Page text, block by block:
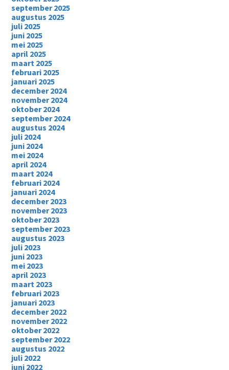
september 2025
augustus 2025
juli 2025
juni 2025
mei 2025
april 2025
maart 2025
februari 2025
januari 2025
december 2024
november 2024
oktober 2024
september 2024
augustus 2024
juli 2024
juni 2024
mei 2024
april 2024
maart 2024
februari 2024
januari 2024
december 2023
november 2023
oktober 2023
september 2023
augustus 2023
juli 2023
juni 2023
mei 2023
april 2023
maart 2023
februari 2023
januari 2023
december 2022
november 2022
oktober 2022
september 2022
augustus 2022
juli 2022
juni 2022